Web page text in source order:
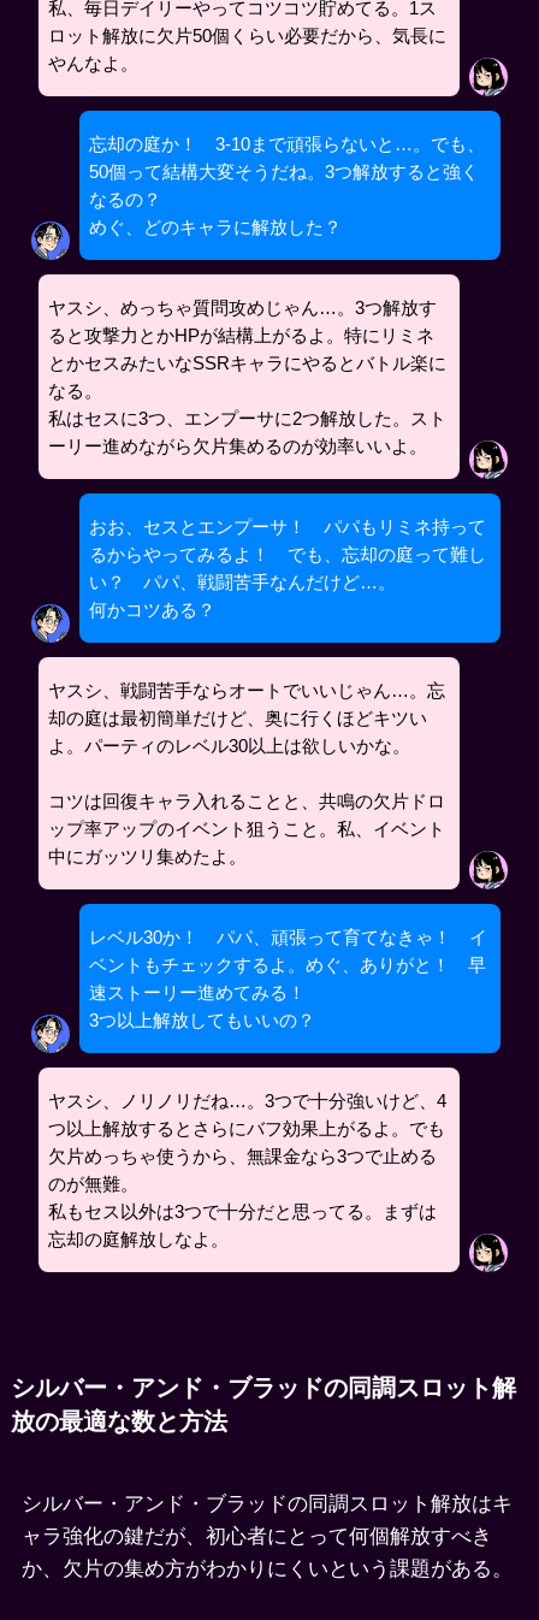
私、毎日デイリーやってコツコツ貯めてる。1ス
ロット解放に欠片50個くらい必要だから、気長に
やんなよ。
忘却の庭か！ 3-10まで頑張らないと…。でも、
50個って結構大変そうだね。3つ解放すると強く
なるの？
めぐ、どのキャラに解放した？
ヤスシ、めっちゃ質問攻めじゃん…。3つ解放す
ると攻撃力とかHPが結構上がるよ。特にリミネ
とかセスみたいなSSRキャラにやるとバトル楽に
なる。
私はセスに3つ、エンプーサに2つ解放した。スト
ーリー進めながら欠片集めるのが効率いいよ。
おお、セスとエンプーサ！ パパもリミネ持って
るからやってみるよ！ でも、忘却の庭って難し
い？ パパ、戦闘苦手なんだけど…。
何かコツある？
ヤスシ、戦闘苦手ならオートでいいじゃん…。忘
却の庭は最初簡単だけど、奥に行くほどキツい
よ。パーティのレベル30以上は欲しいかな。
コツは回復キャラ入れることと、共鳴の欠片ドロ
ップ率アップのイベント狙うこと。私、イベント
中にガッツリ集めたよ。
レベル30か！ パパ、頑張って育てなきゃ！ イ
ベントもチェックするよ。めぐ、ありがと！ 早
速ストーリー進めてみる！
3つ以上解放してもいいの？
ヤスシ、ノリノリだね…。3つで十分強いけど、4
つ以上解放するとさらにバフ効果上がるよ。でも
欠片めっちゃ使うから、無課金なら3つで止める
のが無難。
私もセス以外は3つで十分だと思ってる。まずは
忘却の庭解放しなよ。
シルバー・アンド・ブラッドの同調スロット解
放の最適な数と方法
シルバー・アンド・ブラッドの同調スロット解放はキ
ャラ強化の鍵だが、初心者にとって何個解放すべき
か、欠片の集め方がわかりにくいという課題がある。